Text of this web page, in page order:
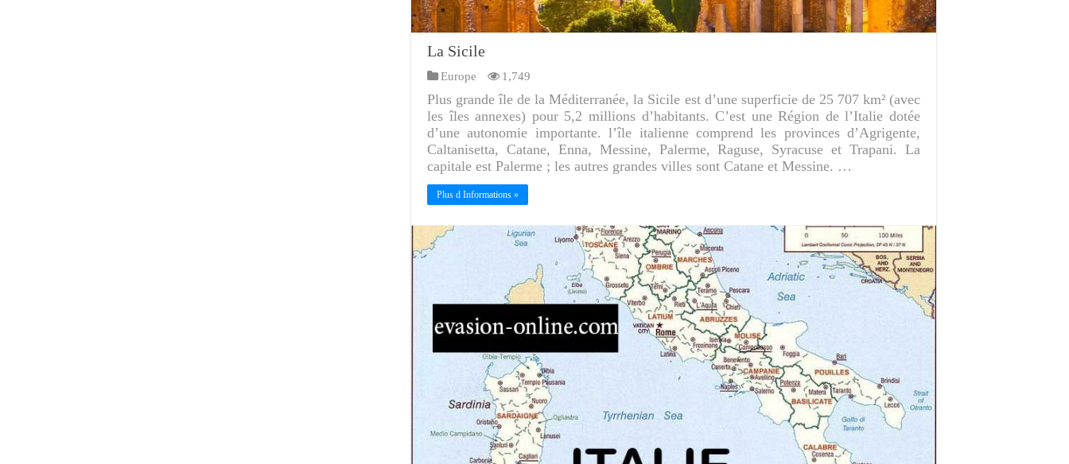
La Sicile
Europe 1,749
Plus grande île de la Méditerranée, la Sicile est d’une superficie de 25 707 km² (avec
les îles annexes) pour 5,2 millions d’habitants. C’est une Région de l’Italie dotée
d’une autonomie importante. l’île italienne comprend les provinces d’Agrigente,
Caltanisetta, Catane, Enna, Messine, Palerme, Raguse, Syracuse et Trapani. La
capitale est Palerme ; les autres grandes villes sont Catane et Messine. …
Plus d Informations »